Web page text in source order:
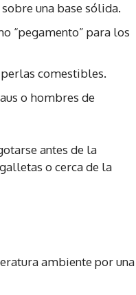
una base sólida.
“pegamento” para los
perlas comestibles.
o hombres de
antes de la
o cerca de la
ambiente por una